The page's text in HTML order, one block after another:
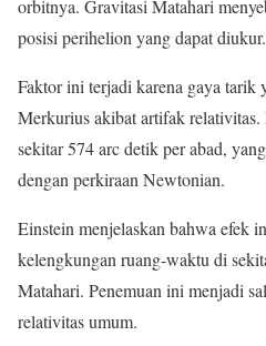
orbitnya. Gravitasi Matahari
posisi perihelion yang dapat diukur.
Faktor ini terjadi karena gaya tarik
Merkurius akibat artifak
sekitar 574 arc detik per abad,
dengan perkiraan Newtonian.
Einstein menjelaskan bahwa efek
kelengkungan ruang-waktu di
Matahari. Penemuan ini menjadi
relativitas umum.